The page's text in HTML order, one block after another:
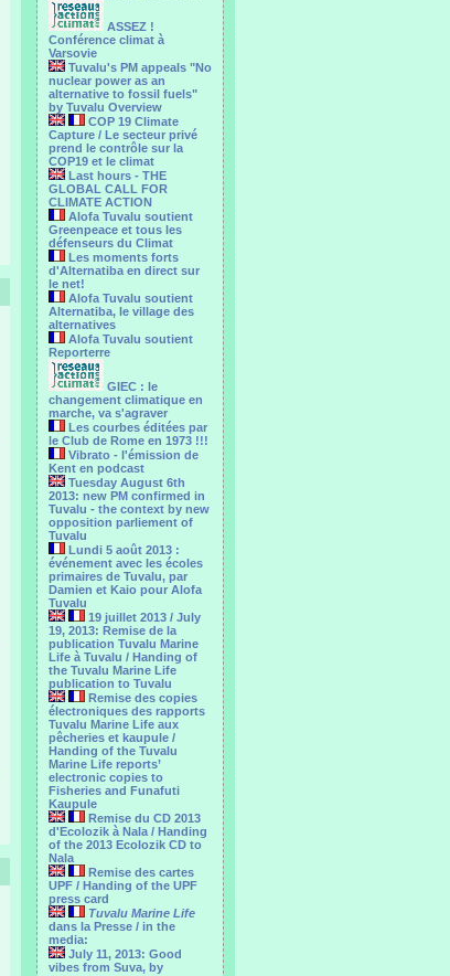
ASSEZ !
Conférence climat à
Varsovie
Tuvalu's PM appeals "No
nuclear power as an
alternative to fossil fuels"
by Tuvalu Overview
COP 19 Climate
Capture / Le secteur privé
prend le contrôle sur la
COP19 et le climat
Last hours - THE
GLOBAL CALL FOR
CLIMATE ACTION
Alofa Tuvalu soutient
Greenpeace et tous les
défenseurs du Climat
Les moments forts
d'Alternatiba en direct sur
le net!
Alofa Tuvalu soutient
Alternatiba, le village des
alternatives
Alofa Tuvalu soutient
Reporterre
GIEC : le
changement climatique en
marche, va s'agraver
Les courbes éditées par
le Club de Rome en 1973 !!!
Vibrato - l'émission de
Kent en podcast
Tuesday August 6th
2013: new PM confirmed in
Tuvalu - the context by new
opposition parliement of
Tuvalu
Lundi 5 août 2013 :
événement avec les écoles
primaires de Tuvalu, par
Damien et Kaio pour Alofa
Tuvalu
19 juillet 2013 / July
19, 2013: Remise de la
publication Tuvalu Marine
Life à Tuvalu / Handing of
the Tuvalu Marine Life
publication to Tuvalu
Remise des copies
électroniques des rapports
Tuvalu Marine Life aux
pêcheries et kaupule /
Handing of the Tuvalu
Marine Life reports’
electronic copies to
Fisheries and Funafuti
Kaupule
Remise du CD 2013
d'Ecolozik à Nala / Handing
of the 2013 Ecolozik CD to
Nala
Remise des cartes
UPF / Handing of the UPF
press card
Tuvalu Marine Life
dans la Presse / in the
media:
July 11, 2013: Good
vibes from Suva, by